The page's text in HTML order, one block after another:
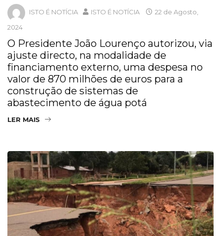
ISTO É NOTÍCIA ISTO É NOTÍCIA
22 de Agosto,
2024
O Presidente João Lourenço autorizou, via
ajuste directo, na modalidade de
financiamento externo, uma despesa no
valor de 870 milhões de euros para a
construção de sistemas de
abastecimento de água potá
LER MAIS